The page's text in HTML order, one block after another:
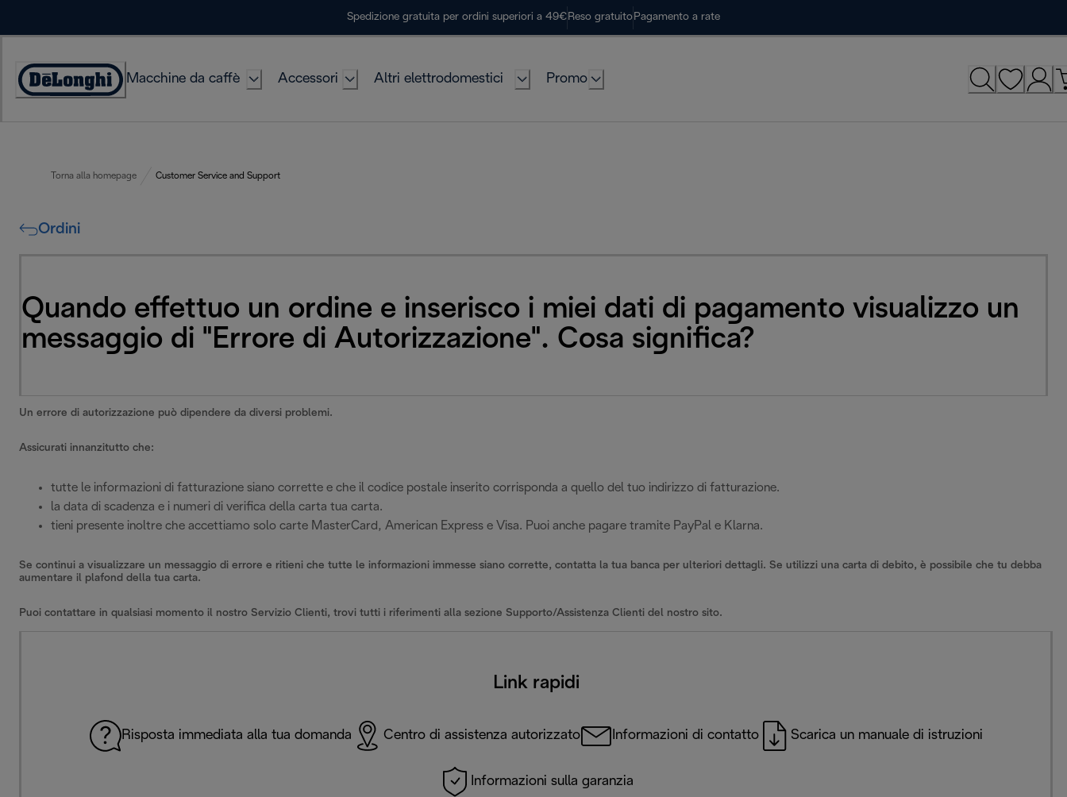
Spedizione gratuita per ordini superiori a 49€ Reso gratuito Pagamento a rate
Accessibility
Macchine da caffè Accessori Altri elettrodomestici Promo
Torna alla homepage Customer Service and Support
Ordini
Quando effettuo un ordine e inserisco i miei dati di pagamento visualizzo un
messaggio di "Errore di Autorizzazione". Cosa significa?
Un errore di autorizzazione può dipendere da diversi problemi.
Assicurati innanzitutto che:
tutte le informazioni di fatturazione siano corrette e che il codice postale inserito corrisponda a quello del tuo indirizzo di fatturazione.
la data di scadenza e i numeri di verifica della carta tua carta.
tieni presente inoltre che accettiamo solo carte MasterCard, American Express e Visa. Puoi anche pagare tramite PayPal e Klarna.
Se continui a visualizzare un messaggio di errore e ritieni che tutte le informazioni immesse siano corrette, contatta la tua banca per ulteriori dettagli. Se utilizzi una carta di debito, è possibile che tu debba
aumentare il plafond della tua carta.
Puoi contattare in qualsiasi momento il nostro Servizio Clienti, trovi tutti i riferimenti alla sezione Supporto/Assistenza Clienti del nostro sito.
Link rapidi
Risposta immediata alla tua domanda Centro di assistenza autorizzato Informazioni di contatto Scarica un manuale di istruzioni
Informazioni sulla garanzia